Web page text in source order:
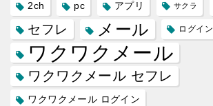
2ch pc アプリ サクラ
セフレ メール ログイン
ワクワクメール
ワクワクメール セフレ
ワクワクメール ログイン